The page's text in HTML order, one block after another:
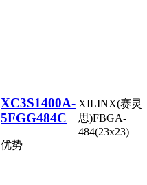
XC3S1400A-
5FGG484C
优势
XILINX(赛灵
思)FBGA-
484(23x23)